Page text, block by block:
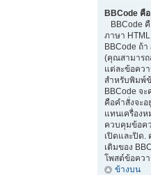
BBCode คือ
BBCode
ภาษา
BBCode ถ้
(คุณสามารถ
แต่ละข้อคว
สำหรับพิมพ์
BBCode จ
คือคำสั่งจะอ
แทนเครื่องห
ควบคุมข้อค
เปิดและปิด.
เติมของ
โพสต์ข้อคว
ข้างบน